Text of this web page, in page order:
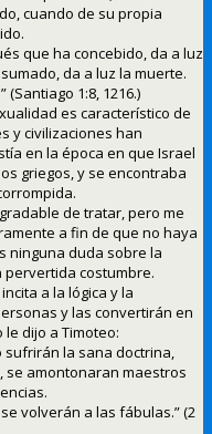
cuando de su propia
que ha concebido, da a luz
da a luz la muerte.
1:8, 1216.)
es característico de
y civilizaciones han
en la época en que Israel
griegos, y se encontraba
de tratar, pero me
a fin de que no haya
ninguna duda sobre la
costumbre.
a la lógica y la
y las convertirán en
dijo a Timoteo:
sufrirán la sana doctrina,
se amontonaran maestros
volverán a las fábulas.” (2